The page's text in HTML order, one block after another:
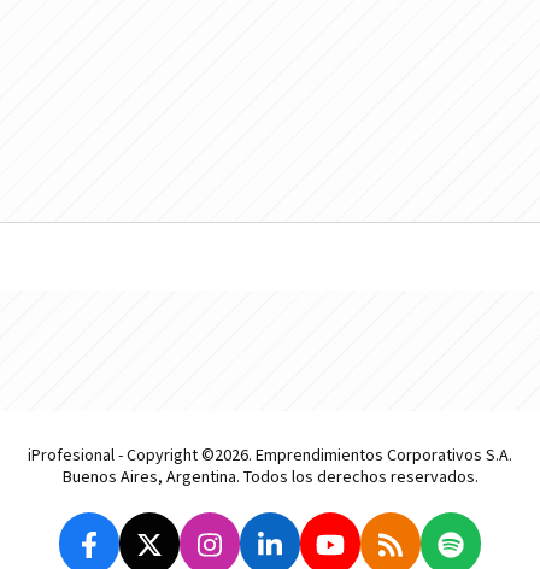
iProfesional - Copyright ©2026. Emprendimientos Corporativos S.A.
Buenos Aires, Argentina. Todos los derechos reservados.